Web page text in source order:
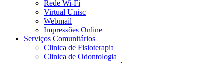
Rede Wi-Fi
Virtual Unisc
Webmail
Impressões Online
Serviços Comunitários
Clinica de Fisioterapia
Clinica de Odontologia